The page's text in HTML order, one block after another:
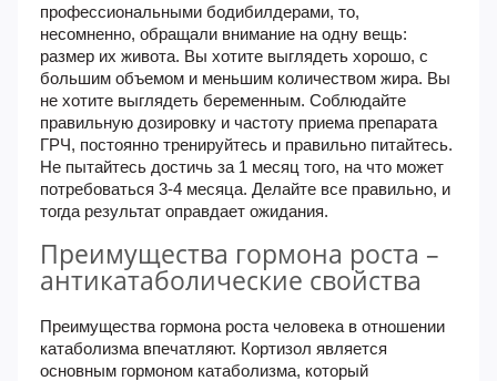
профессиональными бодибилдерами, то,
несомненно, обращали внимание на одну вещь:
размер их живота. Вы хотите выглядеть хорошо, с
большим объемом и меньшим количеством жира. Вы
не хотите выглядеть беременным. Соблюдайте
правильную дозировку и частоту приема препарата
ГРЧ, постоянно тренируйтесь и правильно питайтесь.
Не пытайтесь достичь за 1 месяц того, на что может
потребоваться 3-4 месяца. Делайте все правильно, и
тогда результат оправдает ожидания.
Преимущества гормона роста –
антикатаболические свойства
Преимущества гормона роста человека в отношении
катаболизма впечатляют. Кортизол является
основным гормоном катаболизма, который